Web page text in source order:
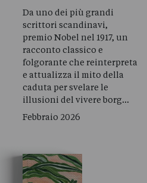
Da uno dei più grandi
scrittori scandinavi,
premio Nobel nel 1917, un
racconto classico e
folgorante che reinterpreta
e attualizza il mito della
caduta per svelare le
illusioni del vivere borg…
Febbraio 2026